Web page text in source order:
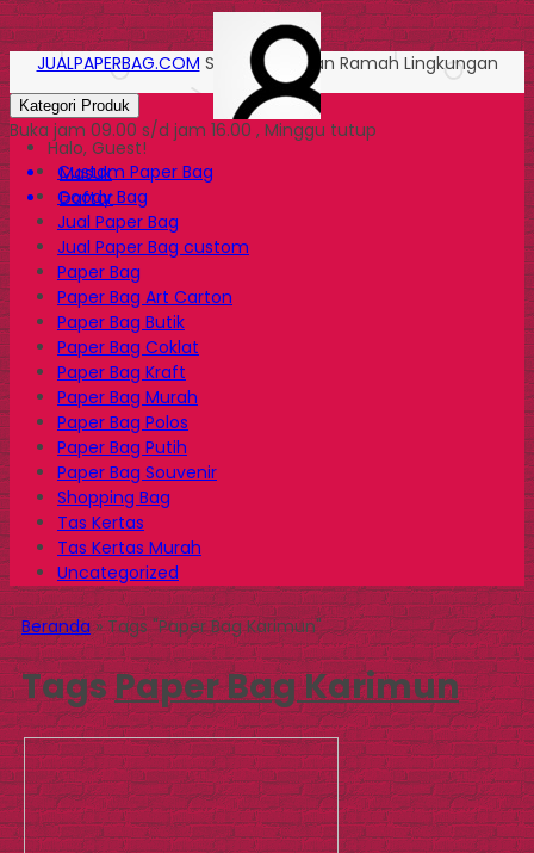
Halo, Guest!
Masuk
Daftar
JUALPAPERBAG.COM Solusi Kemasan Ramah Lingkungan
Kategori Produk
Buka jam 09.00 s/d jam 16.00 , Minggu tutup
Custom Paper Bag
Goody Bag
Jual Paper Bag
Jual Paper Bag custom
Paper Bag
Paper Bag Art Carton
Paper Bag Butik
Paper Bag Coklat
Paper Bag Kraft
Paper Bag Murah
Paper Bag Polos
Paper Bag Putih
Paper Bag Souvenir
Shopping Bag
Tas Kertas
Tas Kertas Murah
Uncategorized
Beranda»Tags "Paper Bag Karimun"
TagsPaper Bag Karimun